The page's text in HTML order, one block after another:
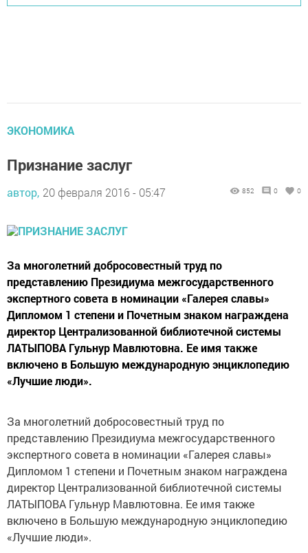
ЭКОНОМИКА
Признание заслуг
автор, 20 февраля 2016 - 05:47 852 0 0
За многолетний добросовестный труд по
представлению Президиума межгосударственного
экспертного совета в номинации «Галерея славы»
Дипломом 1 степени и Почетным знаком награждена
директор Централизованной библиотечной системы
ЛАТЫПОВА Гульнур Мавлютовна. Ее имя также
включено в Большую международную энциклопедию
«Лучшие люди».
За многолетний добросовестный труд по
представлению Президиума межгосударственного
экспертного совета в номинации «Галерея славы»
Дипломом 1 степени и Почетным знаком награждена
директор Централизованной библиотечной системы
ЛАТЫПОВА Гульнур Мавлютовна. Ее имя также
включено в Большую международную энциклопедию
«Лучшие люди».